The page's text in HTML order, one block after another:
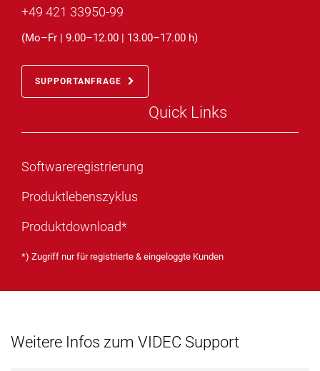
+49 421 33950-99
(Mo–Fr | 9.00–12.00 | 13.00–17.00 h)
SUPPORTANFRAGE
Quick Links
Softwareregistrierung
Produktlebenszyklus
Produktdownload*
*) Zugriff nur fürregistrierte & eingeloggte Kunden
Weitere Infos zum VIDEC Support